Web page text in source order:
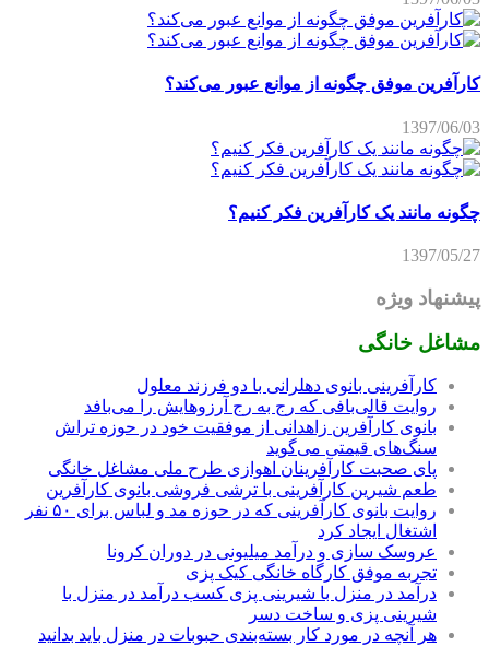
کارآفرین موفق چگونه از موانع عبور می‌کند؟
1397/06/03
چگونه مانند یک کارآفرین فکر کنیم؟
1397/05/27
پیشنهاد ویژه
مشاغل خانگی
کارآفرینی بانوی دهلرانی با دو فرزند معلول
روایت قالی‌بافی که رج به رج آرزوهایش را می‌بافد
بانوی کارآفرین زاهدانی از موفقیت خود در حوزه تراش
سنگ‌های قیمتی می‌گوید
پای صحبت کارآفرینان اهوازی طرح ملی مشاغل خانگی
طعم شیرین کارآفرینی با ترشی فروشی بانوی کارآفرین
روایت بانوی کارآفرینی که در حوزه مد و لباس برای ۵۰ نفر
اشتغال ایجاد کرد
عروسک سازی و درآمد میلیونی در دوران کرونا
تجربه موفق کارگاه خانگی کیک پزی
درآمد در منزل با شیرینی پزی کسب درآمد در منزل با
شیرینی پزی و ساخت دسر
هر آنچه در مورد کار بسته‌بندی حبوبات در منزل باید بدانید